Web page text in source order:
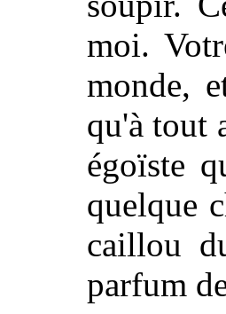
moi.
monde,
qu'à tout
égoïste
quelque
caillou
parfum